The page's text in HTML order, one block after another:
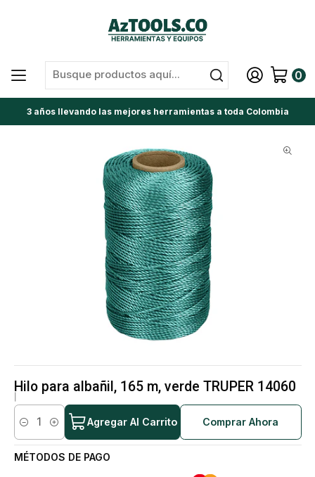
0
3 años llevando las mejores herramientas a toda Colombia
Hilo para albañil, 165 m, verde TRUPER 14060
Cantidad
Agregar Al Carrito Comprar Ahora
MÉTODOS DE PAGO